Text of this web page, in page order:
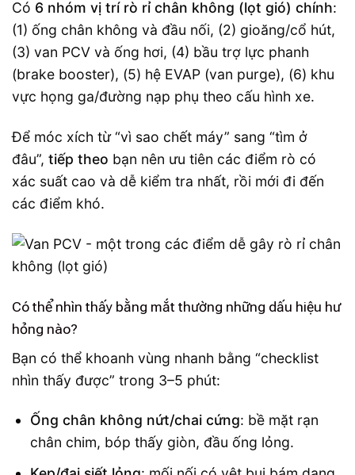
Có 6 nhóm vị trí rò rỉ chân không (lọt gió) chính:
(1) ống chân không và đầu nối, (2) gioăng/cổ hút,
(3) van PCV và ống hơi, (4) bầu trợ lực phanh
(brake booster), (5) hệ EVAP (van purge), (6) khu
vực họng ga/đường nạp phụ theo cấu hình xe.
Để móc xích từ “vì sao chết máy” sang “tìm ở
đâu”, tiếp theo bạn nên ưu tiên các điểm rò có
xác suất cao và dễ kiểm tra nhất, rồi mới đi đến
các điểm khó.
Có thể nhìn thấy bằng mắt thường những dấu hiệu hư
hỏng nào?
Bạn có thể khoanh vùng nhanh bằng “checklist
nhìn thấy được” trong 3–5 phút:
Ống chân không nứt/chai cứng: bề mặt rạn
chân chim, bóp thấy giòn, đầu ống lỏng.